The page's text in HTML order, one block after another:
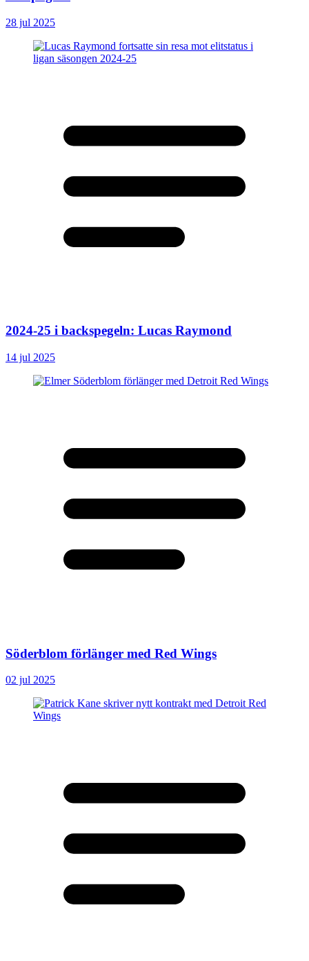
28 jul 2025
2024-25 i backspegeln: Lucas Raymond
14 jul 2025
Söderblom förlänger med Red Wings
02 jul 2025